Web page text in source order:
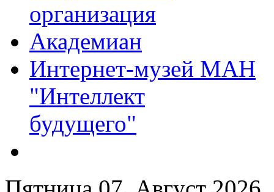
организация
Академиан
Интернет-музей МАН
"Интеллект
будущего"